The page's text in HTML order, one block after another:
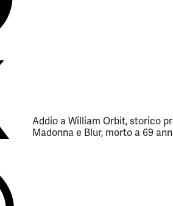
Addio a William Orbit, storico
Madonna e Blur, morto a 69